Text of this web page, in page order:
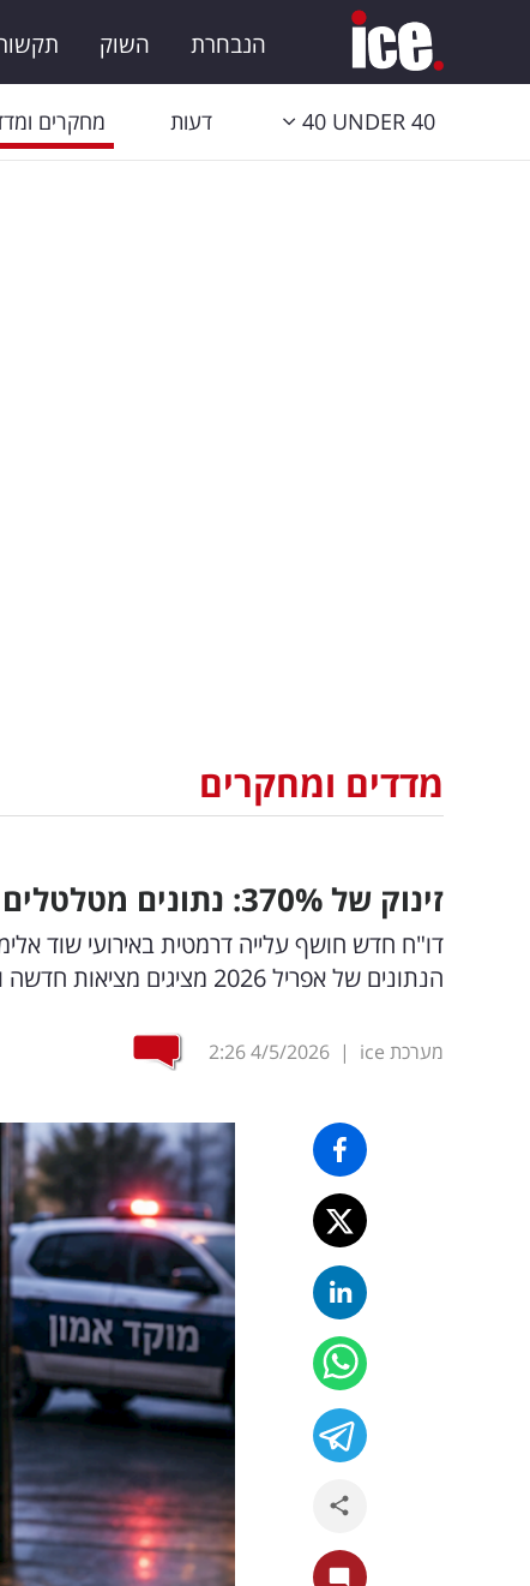
הנבחרת השוק
40 UNDER 40 דעות מחקרים
מדדים ומחקרים
זינוק של 370% : נתונים
דו"ח חדש חושף עלייה דרמטית באירועי שוד
הנתונים של אפריל 2026 מציגים מציאות חדשה ומדאיגה ברחובות ובבתי העסק
מערכת ice |
4/5/2026
2:26